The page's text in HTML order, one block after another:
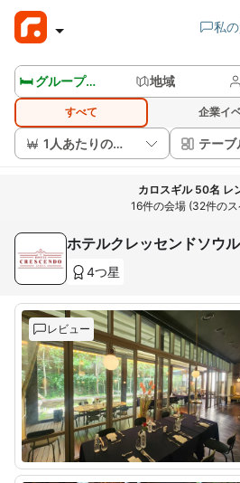
私
🛏️ グループルームを見る 地域
すべて 企業イ
1人あたりの価格
カロスギル 50名 レ
16件の会場 (32件の
ホテルクレッセンドソウル
4つ星
レビュー